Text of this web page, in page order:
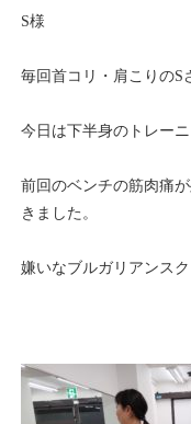
S様
毎回首コリ・肩こりのS
今日は下半身のトレー
前回のベンチの筋肉痛
きました。
嫌いなブルガリアンス